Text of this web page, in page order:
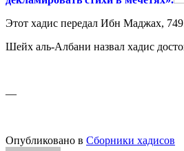
Этот хадис передал Ибн Маджах,
Шейх аль-Албани назвал хадис
—
Опубликовано в Сборники хадисов